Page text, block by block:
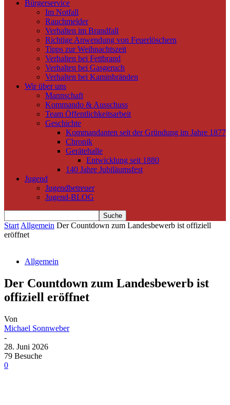
Bürgerservice
Im Notfall
Rauchmelder
Verhalten im Brandfall
Richtige Anwendung von Feuerlöschern
Tipps zur Weihnachtszeit
Verhalten bei Fettbrand
Verhalten bei Gasgeruch
Verhalten bei Kaminbränden
Wir über uns
Mannschaft
Kommando & Ausschuss
Team Öffentlichkeitsarbeit
Geschichte
Kommandanten seit der Gründung im Jahre 1877
Chronik
Gerätehalle
Entwicklung seit 1880
140 Jahre Jubiläumsfest
Jugend
Jugendbetreuer
Jugend-BLOG
Start Allgemein Der Countdown zum Landesbewerb ist offiziell
eröffnet
Allgemein
Der Countdown zum Landesbewerb ist
offiziell eröffnet
Von
Michael Sonnweber
-
28. Juni 2026
79 Besuche
0